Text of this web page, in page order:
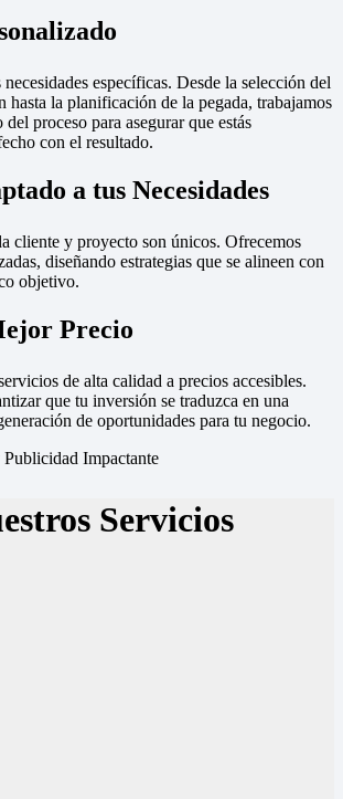
específicas. Desde la selección del
hasta la planificación de la pegada, trabajamos
proceso para asegurar que estás
con el resultado.
a tus Necesidades
cliente y proyecto son únicos. Ofrecemos
diseñando estrategias que se alineen con
objetivo.
Precio
de alta calidad a precios accesibles.
que tu inversión se traduzca en una
de oportunidades para tu negocio.
Impactante
Servicios